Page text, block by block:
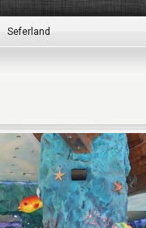
Seferland